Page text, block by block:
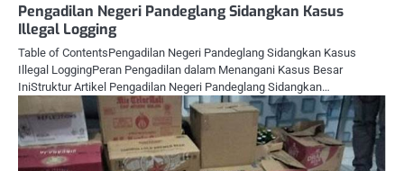
Pengadilan Negeri Pandeglang Sidangkan Kasus
Illegal Logging
Table of ContentsPengadilan Negeri Pandeglang Sidangkan Kasus
Illegal LoggingPeran Pengadilan dalam Menangani Kasus Besar
IniStruktur Artikel Pengadilan Negeri Pandeglang Sidangkan…